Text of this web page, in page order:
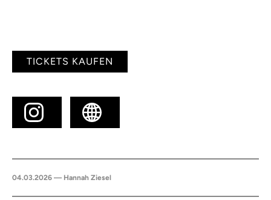
TICKETS KAUFEN
04.03.2026 — Hannah Ziesel